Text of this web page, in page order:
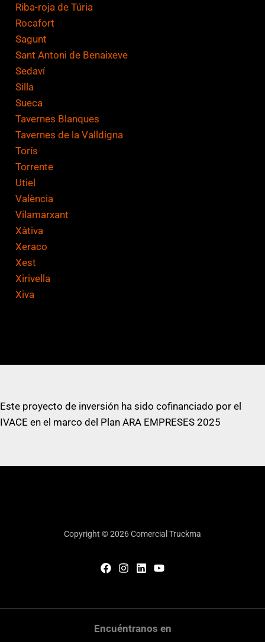
Riba-roja de Túria
Rocafort
Sagunt
Sant Antoni de Benaixeve
Sedaví
Silla
Sueca
Tavernes Blanques
Tavernes de la Valldigna
Torís
Torrente
Utiel
València
Vilamarxant
Xàtiva
Xeraco
Xest
Xirivella
Xiva
Este proyecto de inversión ha sido cofinanciado por el
IVACE en el marco del Plan ARA EMPRESES 2025
Copyright © 2026 Comercial Truckma
Encuéntranos en